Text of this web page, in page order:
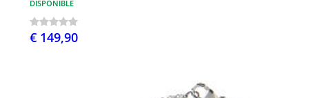
DISPONIBLE
€ 149,90